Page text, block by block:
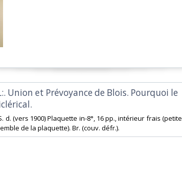
Union et Prévoyance de Blois. Pourquoi le
d. (vers 1900) Plaquette in-8°, 16 pp., intérieur frais (petite
de la plaquette). Br. (couv. défr.).‎